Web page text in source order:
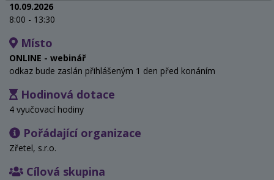
10.09.2026
8:00 - 13:30
Místo
ONLINE - webinář
odkaz bude zaslán přihlášeným 1 den před konáním
Hodinová dotace
4 vyučovací hodiny
Pořádající organizace
Zřetel, s.r.o.
Cílová skupina